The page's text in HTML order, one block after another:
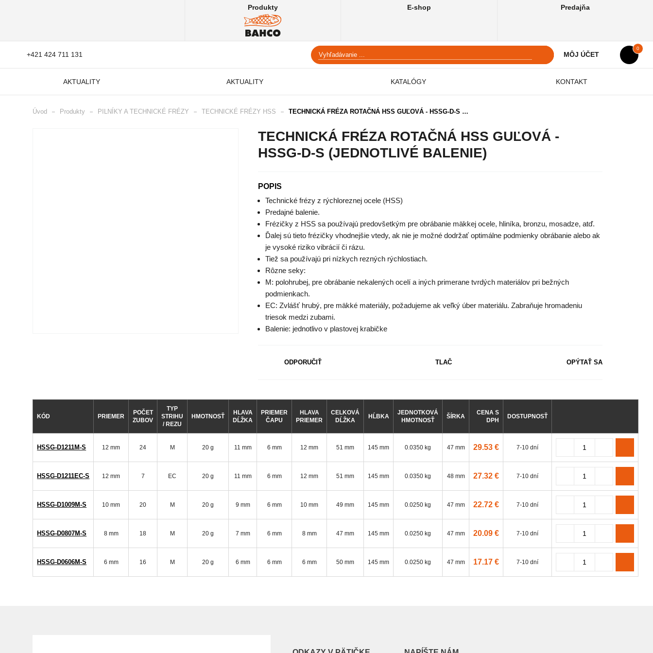
Produkty E-shop Predajňa
+421 424 711 131 MÔJ ÚČET
0
AKTUALITY AKTUALITY KATALÓGY KONTAKT
Úvod Produkty PILNÍKY A TECHNICKÉ FRÉZY TECHNICKÉ FRÉZY HSS TECHNICKÁ FRÉZA ROTAČNÁ HSS GUĽOVÁ - HSSG-D-S …
TECHNICKÁ FRÉZA ROTAČNÁ HSS GUĽOVÁ -
HSSG-D-S (JEDNOTLIVÉ BALENIE)
POPIS
Technické frézy z rýchloreznej ocele (HSS)
Predajné balenie.
Frézičky z HSS sa používajú predovšetkým pre obrábanie mäkkej ocele, hliníka, bronzu, mosadze, atď.
Ďalej sú tieto frézičky vhodnejšie vtedy, ak nie je možné dodržať optimálne podmienky obrábanie alebo ak
je vysoké riziko vibrácií či rázu.
Tiež sa používajú pri nízkych rezných rýchlostiach.
Rôzne seky:
M: polohrubej, pre obrábanie nekalených ocelí a iných primerane tvrdých materiálov pri bežných
podmienkach.
EC: Zvlášť hrubý, pre mäkké materiály, požadujeme ak veľký úber materiálu. Zabraňuje hromadeniu
triesok medzi zubami.
Balenie: jednotlivo v plastovej krabičke
ODPORUČIŤ TLAČ OPÝTAŤ SA
KÓD PRIEMER
POČET
ZUBOV
TYP
STRIHU
/ REZU
HMOTNOSŤ
HLAVA
DĹŽKA
PRIEMER
ČAPU
HLAVA
PRIEMER
CELKOVÁ
DĹŽKA
HĹBKA
JEDNOTKOVÁ
HMOTNOSŤ
ŠÍRKA
CENA S
DPH
DOSTUPNOSŤ
HSSG-D1211M-S 12 mm 24 M 20 g 11 mm 6 mm 12 mm 51 mm 145 mm 0.0350 kg 47 mm 29.53 € 7-10 dní
HSSG-D1211EC-S 12 mm 7 EC 20 g 11 mm 6 mm 12 mm 51 mm 145 mm 0.0350 kg 48 mm 27.32 € 7-10 dní
HSSG-D1009M-S 10 mm 20 M 20 g 9 mm 6 mm 10 mm 49 mm 145 mm 0.0250 kg 47 mm 22.72 € 7-10 dní
HSSG-D0807M-S 8 mm 18 M 20 g 7 mm 6 mm 8 mm 47 mm 145 mm 0.0250 kg 47 mm 20.09 € 7-10 dní
HSSG-D0606M-S 6 mm 16 M 20 g 6 mm 6 mm 6 mm 50 mm 145 mm 0.0250 kg 47 mm 17.17 € 7-10 dní